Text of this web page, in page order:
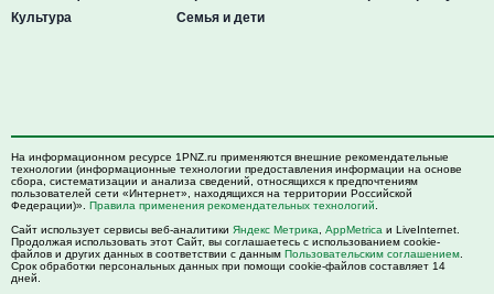
Культура
Семья и дети
На информационном ресурсе 1PNZ.ru применяются внешние рекомендательные
технологии (информационные технологии предоставления информации на основе
сбора, систематизации и анализа сведений, относящихся к предпочтениям
пользователей сети «Интернет», находящихся на территории Российской
Федерации)». Правила применения рекомендательных технологий
Сайт использует сервисы веб-аналитики Яндекс Метрика AppMetrica и LiveInternet.
Продолжая использовать этот Сайт, вы соглашаетесь с использованием cookie-
файлов и других данных в соответствии с данным Пользовательским соглашением
Срок обработки персональных данных при помощи cookie-файлов составляет 14
дней.